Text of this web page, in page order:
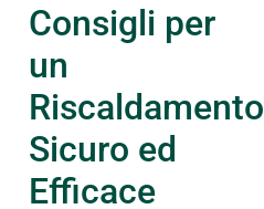
Consigli per
un
Riscaldamento
Sicuro ed
Efficace